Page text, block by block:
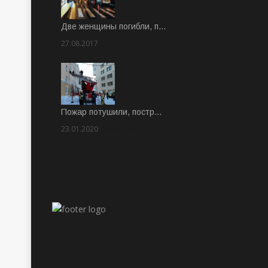
Две женщины погибли, п…
27.08.2017
Пожар потушили, постр…
23.01.2020